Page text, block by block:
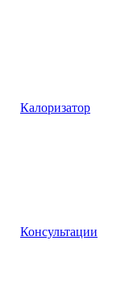
Калоризатор
Консультации